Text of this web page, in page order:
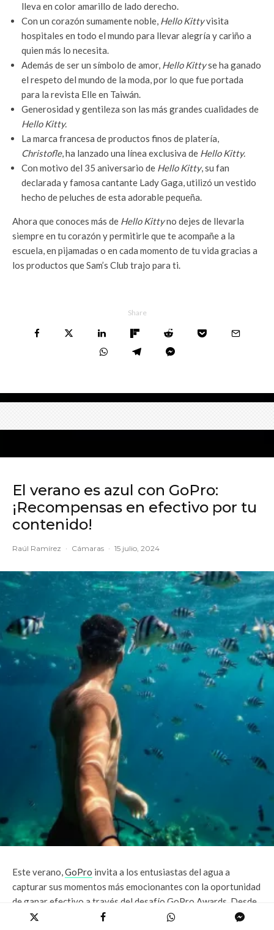
lleva en color amarillo de lado derecho.
Con un corazón sumamente noble, Hello Kittyvisita
hospitales en todo el mundo para llevar alegría y cariño a
quien más lo necesita.
Además de ser un símbolo de amor, Hello Kittyse ha ganado
el respeto del mundo de la moda, por lo que fue portada
para la revista Elle en Taiwán.
Generosidad y gentileza son las más grandes cualidades de
Hello Kitty.
La marca francesa de productos finos de platería,
Christofle, ha lanzado una línea exclusiva de Hello Kitty.
Con motivo del 35 aniversario de Hello Kitty, su fan
declarada y famosa cantante Lady Gaga, utilizó un vestido
hecho de peluches de esta adorable pequeña.
Ahora que conoces más de Hello Kittyno dejes de llevarla
siempre en tu corazón y permitirle que te acompañe a la
escuela, en pijamadas o en cada momento de tu vida gracias a
los productos que Sam’s Club trajo para ti.
Share
El verano es azul con GoPro:
¡Recompensas en efectivo por tu
contenido!
Raúl Ramírez · Cámaras · 15 julio, 2024
Este verano,GoPro invita a los entusiastas del agua a
capturar sus momentos más emocionantes con la oportunidad
de ganar efectivo a través del desafío GoPro Awards. Desde
playas hasta piscinas, sumérgete con tu GoPro y participa